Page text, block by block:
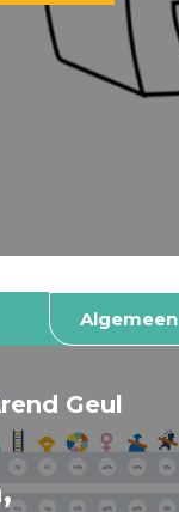
Algemeen
Geul